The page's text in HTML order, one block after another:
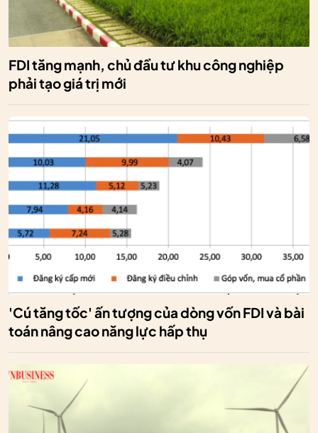
FDI tăng mạnh, chủ đầu tư khu công nghiệp
phải tạo giá trị mới
'Cú tăng tốc' ấn tượng của dòng vốn FDI và bài
toán nâng cao năng lực hấp thụ